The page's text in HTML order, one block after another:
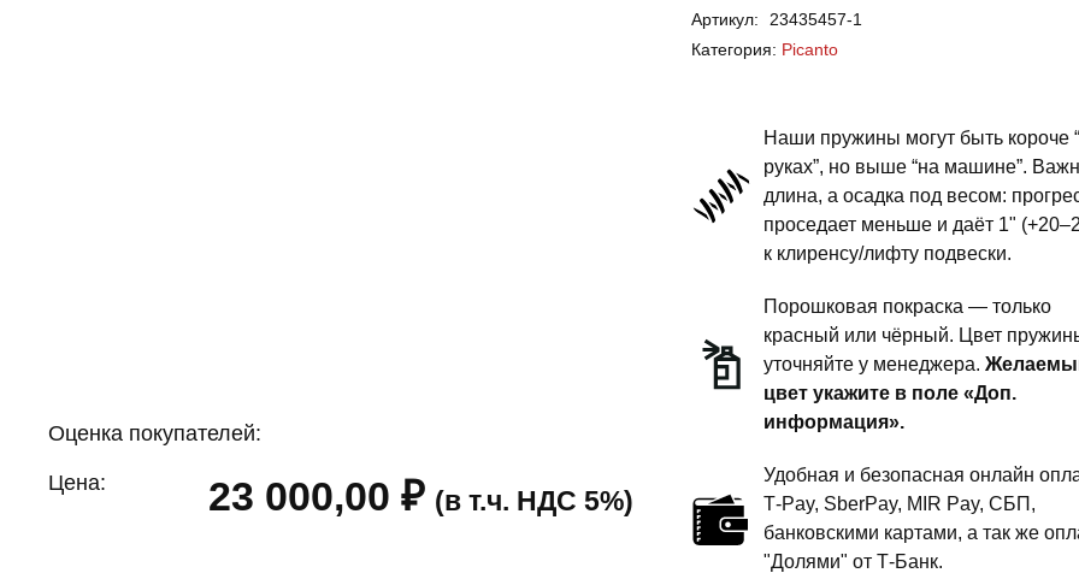
Оценка покупателей:
Цена: 23 000,00₽ (в т.ч. НДС 5%)
Picanto
-
передней
подвески
комфорт
Артикул:
23435457-1
Категория: Picanto
Наши пружины могут быть короче
руках”, но выше “на машине”.
длина, а осадка под весом:
проседает меньше и даёт 1"
к клиренсу/лифту подвески.
Порошковая покраска — только
красный или чёрный. Цвет
уточняйте у менеджера.
цвет укажите в поле «Доп.
информация».
Удобная и безопасная онлайн
T‑Pay, SberPay, MIR Pay, СБП,
банковскими картами, а так же
"Долями" от Т-Банк.